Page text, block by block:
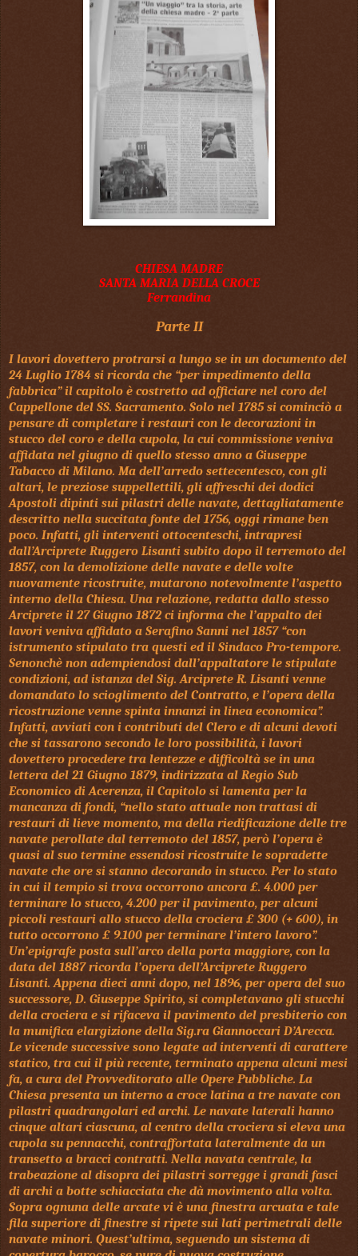
CHIESA MADRE
SANTA MARIA DELLA CROCE
Ferrandina
Parte II
I lavori dovettero protrarsi a lungo se in un documento del
24 Luglio 1784 si ricorda che “per impedimento della
fabbrica” il capitolo è costretto ad officiare nel coro del
Cappellone del SS. Sacramento. Solo nel 1785 si cominciò a
pensare di completare i restauri con le decorazioni in
stucco del coro e della cupola, la cui commissione veniva
affidata nel giugno di quello stesso anno a Giuseppe
Tabacco di Milano. Ma dell’arredo settecentesco, con gli
altari, le preziose suppellettili, gli affreschi dei dodici
Apostoli dipinti sui pilastri delle navate, dettagliatamente
descritto nella succitata fonte del 1756, oggi rimane ben
poco. Infatti, gli interventi ottocenteschi, intrapresi
dall’Arciprete Ruggero Lisanti subito dopo il terremoto del
1857, con la demolizione delle navate e delle volte
nuovamente ricostruite, mutarono notevolmente l’aspetto
interno della Chiesa. Una relazione, redatta dallo stesso
Arciprete il 27 Giugno 1872 ci informa che l’appalto dei
lavori veniva affidato a Serafino Sanni nel 1857 “con
istrumento stipulato tra questi ed il Sindaco Pro-tempore.
Senonchè non adempiendosi dall’appaltatore le stipulate
condizioni, ad istanza del Sig. Arciprete R. Lisanti venne
domandato lo scioglimento del Contratto, e l’opera della
ricostruzione venne spinta innanzi in linea economica”.
Infatti, avviati con i contributi del Clero e di alcuni devoti
che si tassarono secondo le loro possibilità, i lavori
dovettero procedere tra lentezze e difficoltà se in una
lettera del 21 Giugno 1879, indirizzata al Regio Sub
Economico di Acerenza, il Capitolo si lamenta per la
mancanza di fondi, “nello stato attuale non trattasi di
restauri di lieve momento, ma della riedificazione delle tre
navate perollate dal terremoto del 1857, però l’opera è
quasi al suo termine essendosi ricostruite le sopradette
navate che ore si stanno decorando in stucco. Per lo stato
in cui il tempio si trova occorrono ancora £. 4.000 per
terminare lo stucco, 4.200 per il pavimento, per alcuni
piccoli restauri allo stucco della crociera £ 300 (+ 600), in
tutto occorrono £ 9.100 per terminare l’intero lavoro”.
Un’epigrafe posta sull’arco della porta maggiore, con la
data del 1887 ricorda l’opera dell’Arciprete Ruggero
Lisanti. Appena dieci anni dopo, nel 1896, per opera del suo
successore, D. Giuseppe Spirito, si completavano gli stucchi
della crociera e si rifaceva il pavimento del presbiterio con
la munifica elargizione della Sig.ra Giannoccari D’Arecca.
Le vicende successive sono legate ad interventi di carattere
statico, tra cui il più recente, terminato appena alcuni mesi
fa, a cura del Provveditorato alle Opere Pubbliche. La
Chiesa presenta un interno a croce latina a tre navate con
pilastri quadrangolari ed archi. Le navate laterali hanno
cinque altari ciascuna, al centro della crociera si eleva una
cupola su pennacchi, contraffortata lateralmente da un
transetto a bracci contratti. Nella navata centrale, la
trabeazione al disopra dei pilastri sorregge i grandi fasci
di archi a botte schiacciata che dà movimento alla volta.
Sopra ognuna delle arcate vi è una finestra arcuata e tale
fila superiore di finestre si ripete sui lati perimetrali delle
navate minori. Quest’ultima, seguendo un sistema di